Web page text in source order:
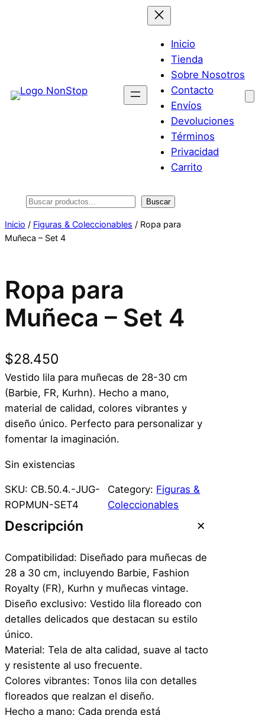
Inicio
Tienda
Sobre Nosotros
Contacto
Envíos
Devoluciones
Términos
Privacidad
Carrito
Buscar Buscar
Inicio / Figuras & Coleccionables / Ropa para
Muñeca – Set 4
Ropa para
Muñeca – Set 4
$28.450
Vestido lila para muñecas de 28-30 cm
(Barbie, FR, Kurhn). Hecho a mano,
material de calidad, colores vibrantes y
diseño único. Perfecto para personalizar y
fomentar la imaginación.
Sin existencias
SKU: CB.50.4.-JUG-
ROPMUN-SET4
Category: Figuras &
Coleccionables
Descripción
Compatibilidad: Diseñado para muñecas de
28 a 30 cm, incluyendo Barbie, Fashion
Royalty (FR), Kurhn y muñecas vintage.
Diseño exclusivo: Vestido lila floreado con
detalles delicados que destacan su estilo
único.
Material: Tela de alta calidad, suave al tacto
y resistente al uso frecuente.
Colores vibrantes: Tonos lila con detalles
floreados que realzan el diseño.
Hecho a mano: Cada prenda está